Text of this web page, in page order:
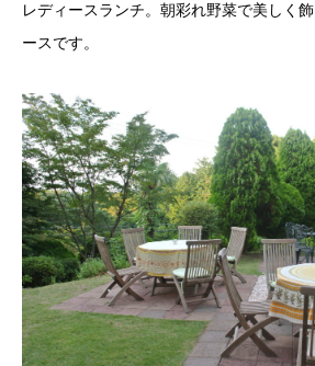
レディースランチ。朝彩れ野菜で美しく
ースです。